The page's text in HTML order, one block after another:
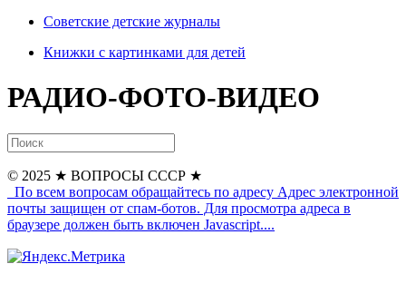
Советские детские журналы
Книжки с картинками для детей
РАДИО-ФОТО-ВИДЕО
© 2025 ★ ВОПРОСЫ СССР ★
По всем вопросам обращайтесь по адресу Адрес электронной
почты защищен от спам-ботов. Для просмотра адреса в
браузере должен быть включен Javascript....